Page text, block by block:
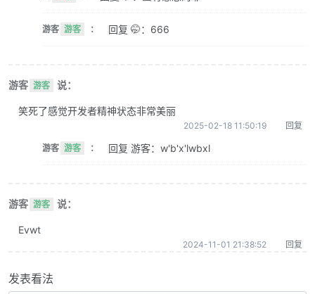
游客 游客 ： 回复 🤭：666
游客 游客 说：
笑死了感觉开发者精神状态非常美丽
2025-02-18 11:50:19 回复
游客 游客 ： 回复 游客：w'b'x'lwbxl
游客 游客 说：
Evwt
2024-11-01 21:38:52 回复
发表看法